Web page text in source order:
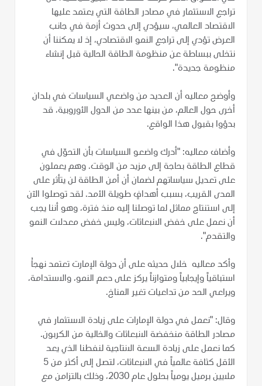
تراجع الاستثمار في مصادر الطاقة التي يعتمد عليها
الاقتصاد العالمي، سيؤدي إلى حدوث أزمة في جانب
العرض تؤدي إلى تراجع النمو الاقتصادي، إذ لا يمكننا أن
نتخلى ببساطة عن منظومة الطاقة الحالية قبل إنشاء
منظومة جديدة".
وأوضح معاليه أن العديد من واضعي السياسات في بلدان
أخرى حول العالم، من بينها عدد من الدول الأوروبية، قد
بدؤوا بقبول هذا الواقع.
وأضاف معاليه: "أدرك واضعو السياسات بأن التحوّل في
قطاع الطاقة بحاجة إلى مزيد من الوقت. وهم يعملون
على تعديل سياساتهم لضمان أن أمن الطاقة لن يتأثر على
المدى القريب، بسبب أهدافٍ طويلة الأمد. لقد توصلوا الآن
إلى استنتاج مماثل لما توصلنا إليه منذ فترة، وهو أننا يجب
أن نعمل على خفض الانبعاثات، وليس خفض معدلات النمو
والتقدم".
وأكد معاليه خلال حديثه على أن دولة الإمارت تعتمد نهجاُ
استباقياً وإيجابياً ومتوازناً يركز على دعم النمو، والاستدامة،
ويراعي الحد من تداعيات تغير المناخ.
وقال: "نعمل في دولة الإمارات على زيادة الاستثمار في
مصادر الطاقة منخفضة الانبعاثات والخالية من الكربون.
كما نعمل على زيادة السعة الانتاجية لنفطنا الذي يعد
الأقل كثافة عالمياً في الانبعاثات، لتصل إلى أكثر من 5
ملايين برميل يومياً بحلول عام 2030، وذلك بالتزامن مع